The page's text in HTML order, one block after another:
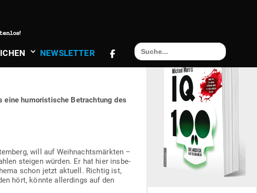
NEWS­LETTER
Search
for:
– WIE EINST
humo­ris­tische Betrachtung des
will auf Weih­nachts­märkten –
steigen würden. Er hat hier ins­be­
schon jetzt aktuell. Richtig ist,
hört, könnte aller­dings auf den